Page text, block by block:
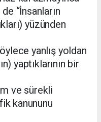
“İnsanların
yüzünden
yanlış yoldan
yaptıklarının bir
ve sürekli
kanununu